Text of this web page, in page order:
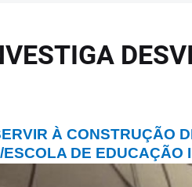
À CONSTRUÇÃO
ESCOLA DE EDUCAÇÃO